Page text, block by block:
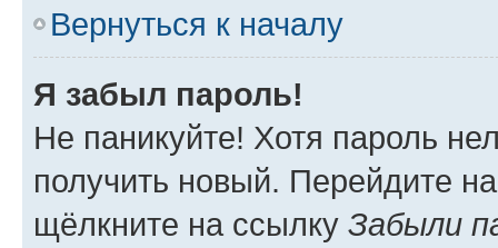
Вернуться к началу
Я забыл пароль!
Не паникуйте! Хотя пароль
получить новый. Перейдите
щёлкните на ссылку Забыли